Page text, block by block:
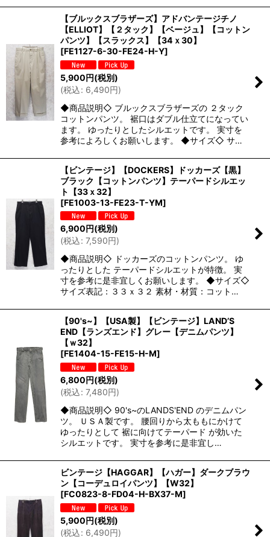
【ブルックスブラザーズ】アドバンテージチノ
【ELLIOT】【２タック】【ベージュ】【コットン
パンツ】【スラックス】【34ｘ30】
[FE1127-6-30-FE24-H-Y]
5,900円(税別)
(税込: 6,490円)
◆商品説明◇ ブルックスブラザーズの ２タック
コットンパンツ。 裾口はダブル仕立てになってい
ます。 ゆったりとしたシルエットです。 実寸を
参考によろしくお願いします。 ◆サイズ◇ サ…
【ビンテージ】【DOCKERS】ドッカーズ【黒】
ブラック【コットンパンツ】テーパードシルエッ
ト【33ｘ32】
[FE1003-13-FE23-T-YM]
6,900 円(税別)
(税込: 7,590円)
◆商品説明◇ ドッカーズのコットンパンツ。 ゆ
ったりとした テーパードシルエットが特徴。 実
寸を参考に是非宜しくお願いします。 ◆サイズ◇
サイズ表記：３３ｘ３２ 素材・材質：コット…
【90's~】【USA製】【ビンテージ】LAND’S
END【ランズエンド】グレー【デニムパンツ】
【ｗ32】
[FE1404-15-FE15-H-M]
6,800円(税別)
(税込: 7,480円)
◆商品説明◇ 90's~のLANDS'END のデニムパン
ツ。 ＵＳＡ製です。 腰回りから太ももにかけて
ゆったりとして 裾に向けてテーパード が効いた
シルエットです。 実寸を参考に是非宜し…
ビンテージ【HAGGAR】【ハガー】ダークブラウ
ン【コーデュロイパンツ】【W32】
[FC0823-8-FD04-H-BX37-M]
5,900円(税別)
(税込: 6,490円)